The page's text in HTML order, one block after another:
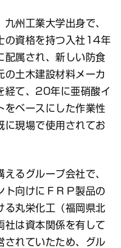
州工業大学出身で、
の資格を持つ入社14年
配属され、新しい防食
の土木建設材料メーカ
経て、20年に亜硝酸イ
をベースにした作業性
に現場で使用されてお
るグループ会社で、
ト向けにＦＲＰ製品の
る丸栄化工（福岡県北
社は資本関係を有して
されていたため、グル